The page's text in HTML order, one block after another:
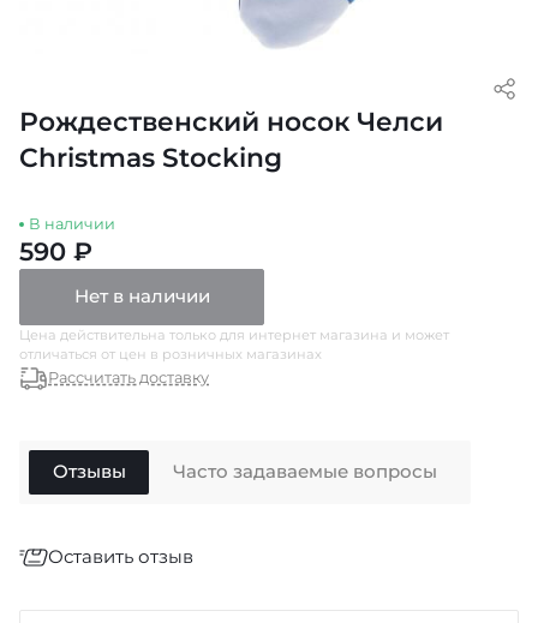
Рождественский носок Челси
Christmas Stocking
В наличии
590 ₽
Нет в наличии
Цена действительна только для интернет магазина и может
отличаться от цен в розничных магазинах
Рассчитать доставку
Отзывы
Оставить отзыв
Часто задаваемые вопросы